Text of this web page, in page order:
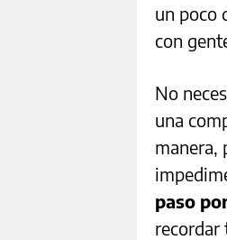
un poco
con
No
una
manera,
paso
recordar